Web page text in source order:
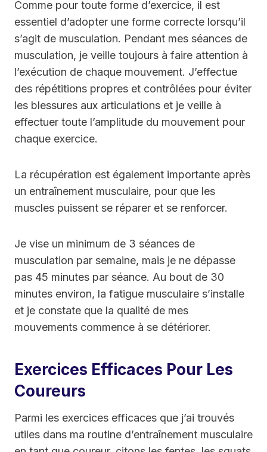
Comme pour toute forme d’exercice, il est
essentiel d’adopter une forme correcte lorsqu’il
s’agit de musculation. Pendant mes séances de
musculation, je veille toujours à faire attention à
l’exécution de chaque mouvement. J’effectue
des répétitions propres et contrôlées pour éviter
les blessures aux articulations et je veille à
effectuer toute l’amplitude du mouvement pour
chaque exercice.
La récupération est également importante après
un entraînement musculaire, pour que les
muscles puissent se réparer et se renforcer.
Je vise un minimum de 3 séances de
musculation par semaine, mais je ne dépasse
pas 45 minutes par séance. Au bout de 30
minutes environ, la fatigue musculaire s’installe
et je constate que la qualité de mes
mouvements commence à se détériorer.
Exercices Efficaces Pour Les
Coureurs
Parmi les exercices efficaces que j’ai trouvés
utiles dans ma routine d’entraînement musculaire